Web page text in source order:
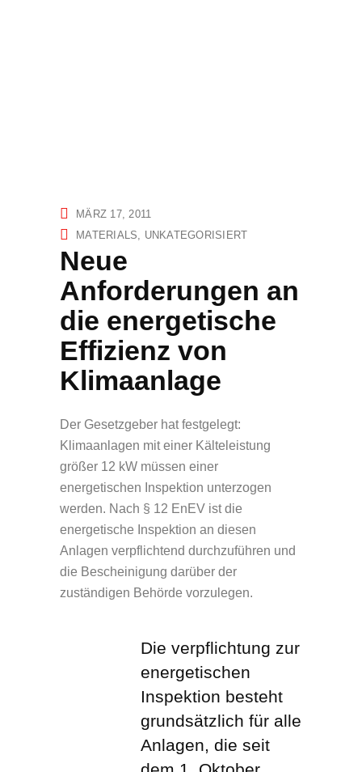
MÄRZ 17, 2011
MATERIALS
UNKATEGORISIERT
Neue
Anforderungen an
die energetische
Effizienz von
Klimaanlage
Der Gesetzgeber hat festgelegt:
Klimaanlagen mit einer Kälteleistung
größer 12 kW müssen einer
energetischen Inspektion unterzogen
werden. Nach § 12 EnEV ist die
energetische Inspektion an diesen
Anlagen verpflichtend durchzuführen und
die Bescheinigung darüber der
zuständigen Behörde vorzulegen.
Die verpflichtung zur
energetischen
Inspektion besteht
grundsätzlich für alle
Anlagen, die seit